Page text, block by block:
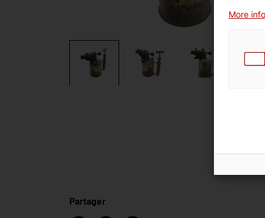
Partager
More